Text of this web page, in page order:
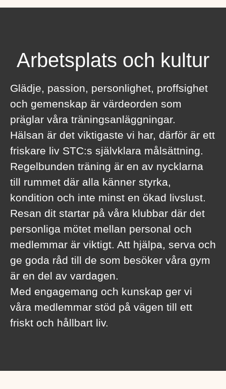
Arbetsplats och kultur
Glädje, passion, personlighet, proffsighet
och gemenskap är värdeorden som
präglar våra träningsanläggningar.
Hälsan är det viktigaste vi har, därför är ett
friskare liv STC:s självklara målsättning.
Regelbunden träning är en av nycklarna
till rummet där alla känner styrka,
kondition och inte minst en ökad livslust.
Resan dit startar på våra klubbar där det
personliga mötet mellan personal och
medlemmar är viktigt. Att hjälpa, serva och
ge goda råd till de som besöker våra gym
är en del av vardagen.
Med engagemang och kunskap ger vi
våra medlemmar stöd på vägen till ett
friskt och hållbart liv.